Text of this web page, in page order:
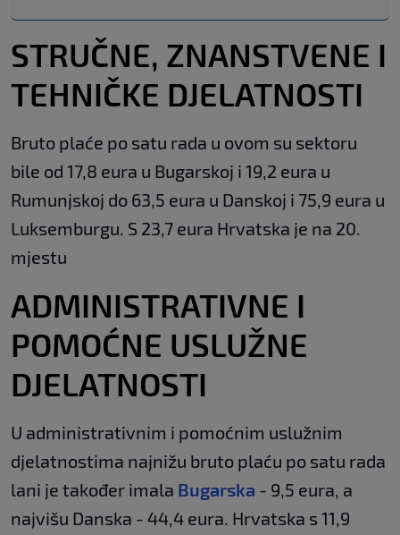
STRUČNE, ZNANSTVENE I
TEHNIČKE DJELATNOSTI
Bruto plaće po satu rada u ovom su sektoru
bile od 17,8 eura u Bugarskoj i 19,2 eura u
Rumunjskoj do 63,5 eura u Danskoj i 75,9 eura u
Luksemburgu. S 23,7 eura Hrvatska je na 20.
mjestu
ADMINISTRATIVNE I
POMOĆNE USLUŽNE
DJELATNOSTI
U administrativnim i pomoćnim uslužnim
djelatnostima najnižu bruto plaću po satu rada
lani je također imala Bugarska - 9,5 eura, a
najvišu Danska - 44,4 eura. Hrvatska s 11,9